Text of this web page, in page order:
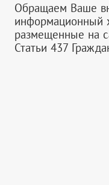
Обращаем Ваше
информационный
размещенные на
Статьи 437